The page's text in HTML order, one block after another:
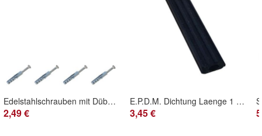
Edelstahlschrauben mit Dübel Durchmesser 6mm (Inhalt 4 Stck.)
2,49 €
E.P.D.M. Dichtung Laenge 1 Meter
3,45 €